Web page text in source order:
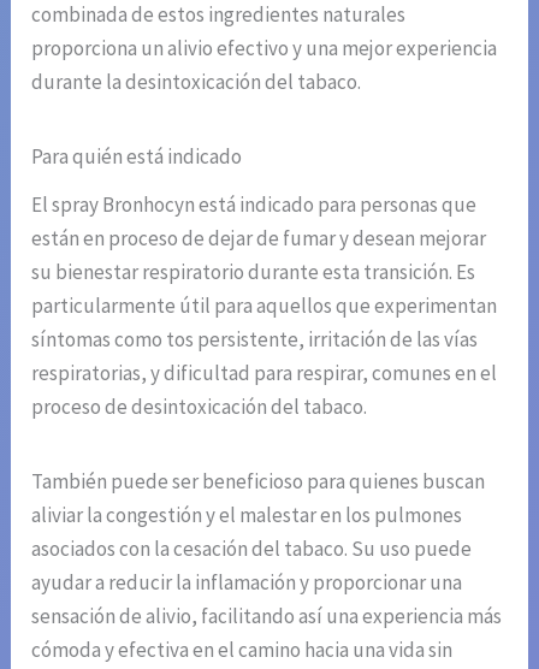
combinada de estos ingredientes naturales
proporciona un alivio efectivo y una mejor experiencia
durante la desintoxicación del tabaco.
Para quién está indicado
El spray Bronhocyn está indicado para personas que
están en proceso de dejar de fumar y desean mejorar
su bienestar respiratorio durante esta transición. Es
particularmente útil para aquellos que experimentan
síntomas como tos persistente, irritación de las vías
respiratorias, y dificultad para respirar, comunes en el
proceso de desintoxicación del tabaco.
También puede ser beneficioso para quienes buscan
aliviar la congestión y el malestar en los pulmones
asociados con la cesación del tabaco. Su uso puede
ayudar a reducir la inflamación y proporcionar una
sensación de alivio, facilitando así una experiencia más
cómoda y efectiva en el camino hacia una vida sin